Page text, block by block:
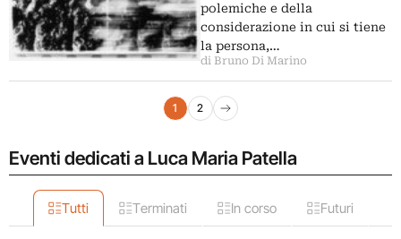
polemiche e della
considerazione in cui si tiene
la persona,…
di Bruno Di Marino
Navigazione articoli
1 2
Pagina successiva
Eventi dedicati a Luca Maria Patella
Tutti Terminati In corso Futuri